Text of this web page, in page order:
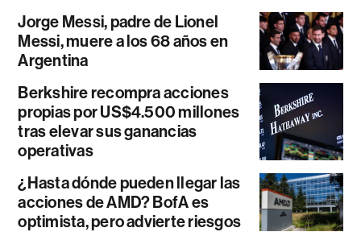
Jorge Messi, padre de Lionel
Messi, muere a los 68 años en
Argentina
Berkshire recompra acciones
propias por US$4.500 millones
tras elevar sus ganancias
operativas
¿Hasta dónde pueden llegar las
acciones de AMD? BofA es
optimista, pero advierte riesgos